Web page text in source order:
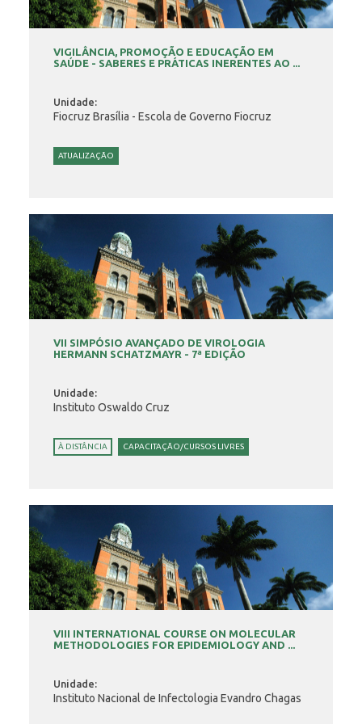
VIGILÂNCIA, PROMOÇÃO E EDUCAÇÃO EM
SAÚDE - SABERES E PRÁTICAS INERENTES AO ...
Unidade:
Fiocruz Brasília - Escola de Governo Fiocruz
ATUALIZAÇÃO
VII SIMPÓSIO AVANÇADO DE VIROLOGIA
HERMANN SCHATZMAYR - 7ª EDIÇÃO
Unidade:
Instituto Oswaldo Cruz
À DISTÂNCIA CAPACITAÇÃO/CURSOS LIVRES
VIII INTERNATIONAL COURSE ON MOLECULAR
METHODOLOGIES FOR EPIDEMIOLOGY AND ...
Unidade:
Instituto Nacional de Infectologia Evandro Chagas